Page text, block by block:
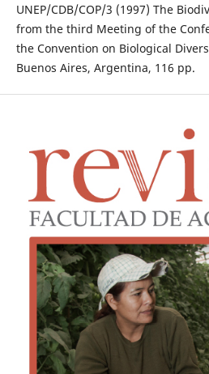
UNEP/CDB/COP/3 (1997) The
from the third Meeting of the
the Convention on Biological
Buenos Aires, Argentina, 116 pp.